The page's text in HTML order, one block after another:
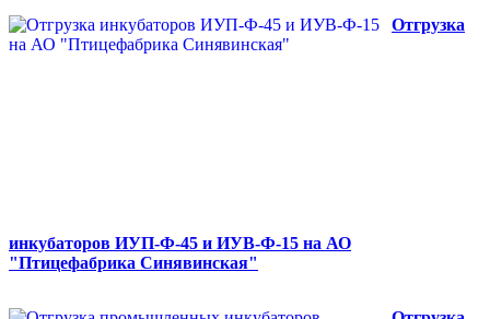
Отгрузка
инкубаторов ИУП-Ф-45 и ИУВ-Ф-15 на АО
"Птицефабрика Синявинская"